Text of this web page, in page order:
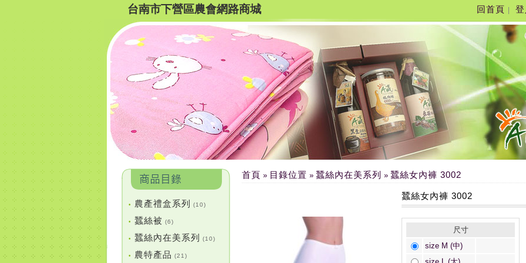
台南市下營區農會網路商城 回首頁
• 農產禮盒系列 (10)
• 蠶絲被 (6)
• 蠶絲內在美系列 (10)
• 農特產品 (21)
首頁 » 目錄位置 » 蠶絲內在美系列 » 蠶絲女內褲 3002
蠶絲女內褲 3002
尺寸
size M (中)